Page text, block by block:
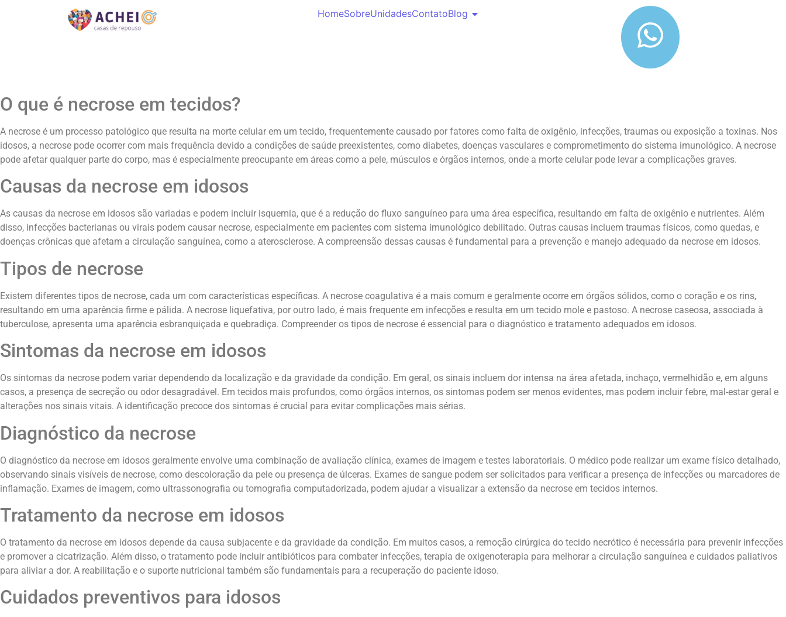
HomeSobreUnidadesContatoBlog
O que é necrose em tecidos?
A necrose é um processo patológico que resulta na morte celular em um tecido, frequentemente causado por fatores como falta de oxigênio, infecções, traumas ou exposição a toxinas. Nos
idosos, a necrose pode ocorrer com mais frequência devido a condições de saúde preexistentes, como diabetes, doenças vasculares e comprometimento do sistema imunológico. A necrose
pode afetar qualquer parte do corpo, mas é especialmente preocupante em áreas como a pele, músculos e órgãos internos, onde a morte celular pode levar a complicações graves.
Causas da necrose em idosos
As causas da necrose em idosos são variadas e podem incluir isquemia, que é a redução do fluxo sanguíneo para uma área específica, resultando em falta de oxigênio e nutrientes. Além
disso, infecções bacterianas ou virais podem causar necrose, especialmente em pacientes com sistema imunológico debilitado. Outras causas incluem traumas físicos, como quedas, e
doenças crônicas que afetam a circulação sanguínea, como a aterosclerose. A compreensão dessas causas é fundamental para a prevenção e manejo adequado da necrose em idosos.
Tipos de necrose
Existem diferentes tipos de necrose, cada um com características específicas. A necrose coagulativa é a mais comum e geralmente ocorre em órgãos sólidos, como o coração e os rins,
resultando em uma aparência firme e pálida. A necrose liquefativa, por outro lado, é mais frequente em infecções e resulta em um tecido mole e pastoso. A necrose caseosa, associada à
tuberculose, apresenta uma aparência esbranquiçada e quebradiça. Compreender os tipos de necrose é essencial para o diagnóstico e tratamento adequados em idosos.
Sintomas da necrose em idosos
Os sintomas da necrose podem variar dependendo da localização e da gravidade da condição. Em geral, os sinais incluem dor intensa na área afetada, inchaço, vermelhidão e, em alguns
casos, a presença de secreção ou odor desagradável. Em tecidos mais profundos, como órgãos internos, os sintomas podem ser menos evidentes, mas podem incluir febre, mal-estar geral e
alterações nos sinais vitais. A identificação precoce dos sintomas é crucial para evitar complicações mais sérias.
Diagnóstico da necrose
O diagnóstico da necrose em idosos geralmente envolve uma combinação de avaliação clínica, exames de imagem e testes laboratoriais. O médico pode realizar um exame físico detalhado,
observando sinais visíveis de necrose, como descoloração da pele ou presença de úlceras. Exames de sangue podem ser solicitados para verificar a presença de infecções ou marcadores de
inflamação. Exames de imagem, como ultrassonografia ou tomografia computadorizada, podem ajudar a visualizar a extensão da necrose em tecidos internos.
Tratamento da necrose em idosos
O tratamento da necrose em idosos depende da causa subjacente e da gravidade da condição. Em muitos casos, a remoção cirúrgica do tecido necrótico é necessária para prevenir infecções
e promover a cicatrização. Além disso, o tratamento pode incluir antibióticos para combater infecções, terapia de oxigenoterapia para melhorar a circulação sanguínea e cuidados paliativos
para aliviar a dor. A reabilitação e o suporte nutricional também são fundamentais para a recuperação do paciente idoso.
Cuidados preventivos para idosos